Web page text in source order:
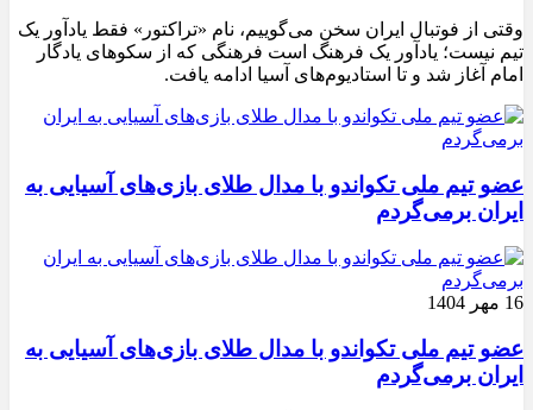
وقتی از فوتبال ایران سخن می‌گوییم، نام «تراکتور» فقط یادآور یک
تیم نیست؛ یادآور یک فرهنگ است فرهنگی که از سکوهای یادگار
امام آغاز شد و تا استادیوم‌های آسیا ادامه یافت.
عضو تیم ملی تکواندو با مدال طلای بازی‌های آسیایی به
ایران برمی‌گردم
16 مهر 1404
عضو تیم ملی تکواندو با مدال طلای بازی‌های آسیایی به
ایران برمی‌گردم